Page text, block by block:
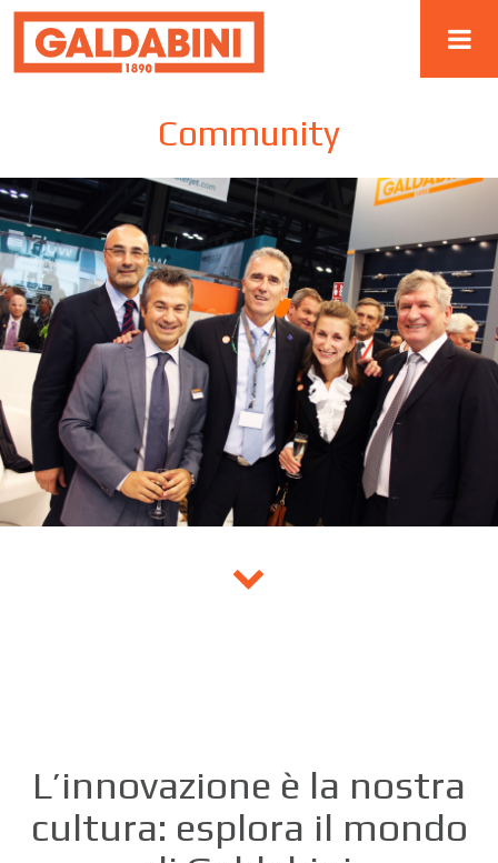
Community
L’innovazione è la nostra
cultura: esplora il mondo